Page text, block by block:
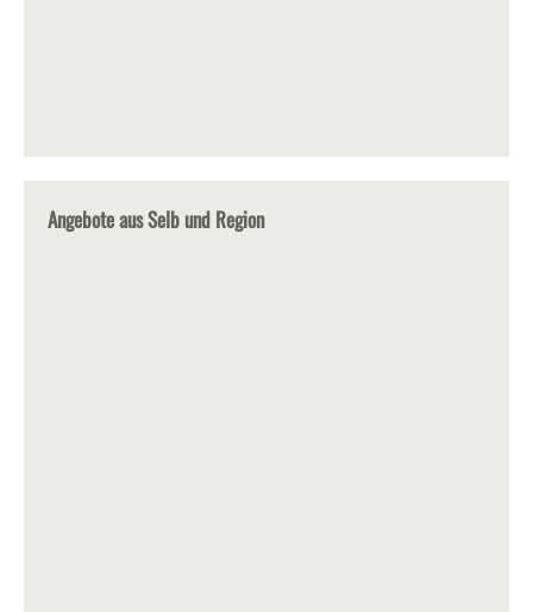
Angebote aus Selb und Region